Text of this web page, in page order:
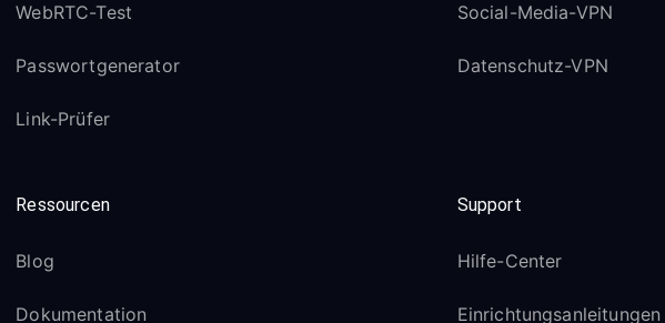
WebRTC-Test
Passwortgenerator
Link-Prüfer
Social-Media-VPN
Datenschutz-VPN
Ressourcen
Blog
Dokumentation
Support
Hilfe-Center
Einrichtungsanleitungen